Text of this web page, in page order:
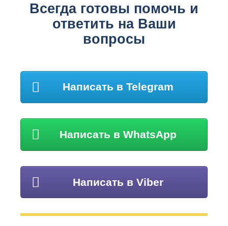
Всегда готовы помочь и
ответить на Ваши
вопросы
Написать в Telegram
Написать в WhatsApp
Написать в Viber